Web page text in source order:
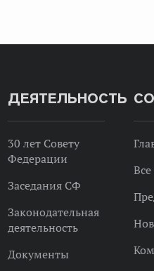
ДЕЯТЕЛЬНОСТЬ
30 лет Совету
Федерации
Заседания СФ
Законодательная
деятельность
Документы